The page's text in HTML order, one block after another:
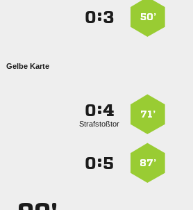
50’
:
Gelbe Karte
71’
:
Strafstoßtor
87’
: